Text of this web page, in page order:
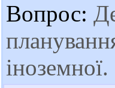
Вопрос:
іноземної.